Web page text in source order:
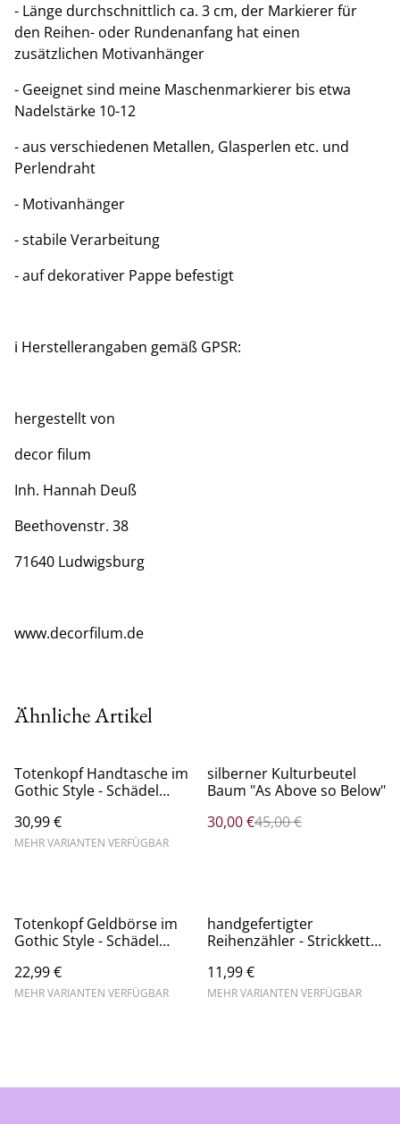
- Länge durchschnittlich ca. 3 cm, der Markierer für
den Reihen- oder Rundenanfang hat einen
zusätzlichen Motivanhänger
- Geeignet sind meine Maschenmarkierer bis etwa
Nadelstärke 10-12
- aus verschiedenen Metallen, Glasperlen etc. und
Perlendraht
- Motivanhänger
- stabile Verarbeitung
- auf dekorativer Pappe befestigt
ℹ️ Herstellerangaben gemäß GPSR:
hergestellt von
decor filum
Inh. Hannah Deuß
Beethovenstr. 38
71640 Ludwigsburg
www.decorfilum.de
Ähnliche Artikel
Totenkopf Handtasche im
Gothic Style - Schädel
30,99 €
MEHR VARIANTEN VERFÜGBAR
%
silberner Kulturbeutel
Baum "As Above so Below"
30,00 €45,00 €
Totenkopf Geldbörse im
Gothic Style - Schädel
22,99 €
MEHR VARIANTEN VERFÜGBAR
handgefertigter
Reihenzähler - Strickkette
aus Metall
11,99 €
MEHR VARIANTEN VERFÜGBAR